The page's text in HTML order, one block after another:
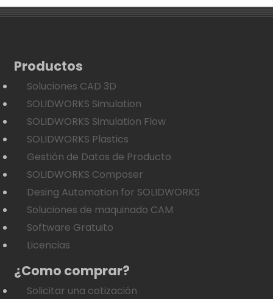
Productos
Soluciones CAD 3D
SOLIDWORKS Simulation
SOLIDWORKS Simulation Flow
SOLIDWORKS Plastics
Gestión de Datos de Producto
SOLIDWORKS Composer
Desing Automation for SOLIDWORKS
Soluciones de maquinado CAM
Software Gratuito
Licencias
¿Como comprar?
Solicitar una cotización